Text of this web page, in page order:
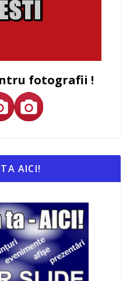
fotografii !
AICI!